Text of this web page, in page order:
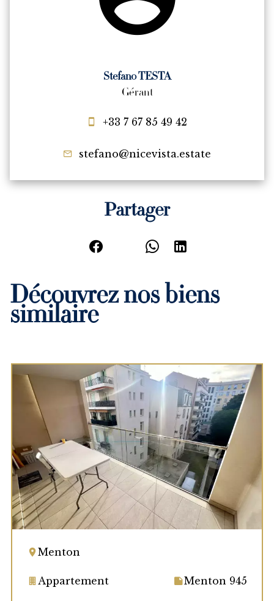
Stefano TESTA
Gérant
+33 7 67 85 49 42
stefano@nicevista.estate
Partager
Découvrez nos biens
similaire
Menton
Appartement Menton 945